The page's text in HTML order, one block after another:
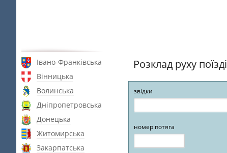
Івано-Франківська
Вінницька
Волинська
Дніпропетровська
Донецька
Житомирська
Закарпатська
Розклад руху
звідки
номер потяга